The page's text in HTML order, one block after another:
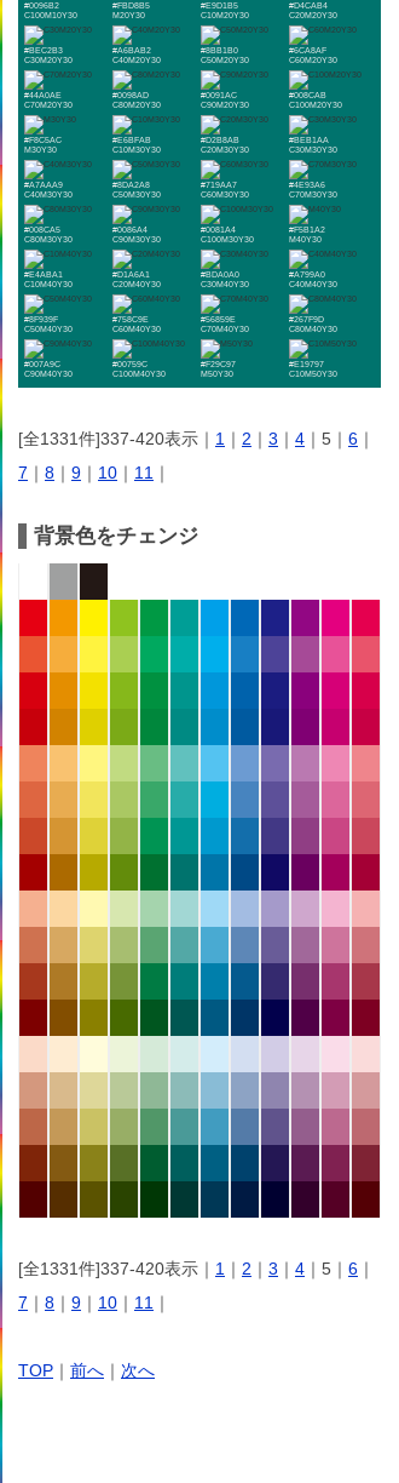
#0096B2
C100M10Y30
#FBD8B5
M20Y30
#E9D1B5
C10M20Y30
#D4CAB4
C20M20Y30
#BEC2B3
C30M20Y30
#A6BAB2
C40M20Y30
#8BB1B0
C50M20Y30
#6CA8AF
C60M20Y30
#44A0AE
C70M20Y30
#0098AD
C80M20Y30
#0091AC
C90M20Y30
#008CAB
C100M20Y30
#F8C5AC
M30Y30
#E6BFAB
C10M30Y30
#D2B8AB
C20M30Y30
#BEB1AA
C30M30Y30
#A7AAA9
C40M30Y30
#8DA2A8
C50M30Y30
#719AA7
C60M30Y30
#4E93A6
C70M30Y30
#008CA5
C80M30Y30
#0086A4
C90M30Y30
#0081A4
C100M30Y30
#F5B1A2
M40Y30
#E4ABA1
C10M40Y30
#D1A6A1
C20M40Y30
#BDA0A0
C30M40Y30
#A799A0
C40M40Y30
#8F939F
C50M40Y30
#758C9E
C60M40Y30
#56859E
C70M40Y30
#267F9D
C80M40Y30
#007A9C
C90M40Y30
#00759C
C100M40Y30
#F29C97
M50Y30
#E19797
C10M50Y30
[全1331件]337-420表示｜ 1 ｜ 2 ｜ 3 ｜ 4 ｜5｜ 6 ｜
7 ｜ 8 ｜ 9 ｜ 10 ｜ 11 ｜
背景色をチェンジ
[全1331件]337-420表示｜ 1 ｜ 2 ｜ 3 ｜ 4 ｜5｜ 6 ｜
7 ｜ 8 ｜ 9 ｜ 10 ｜ 11 ｜
TOP ｜ 前へ ｜ 次へ